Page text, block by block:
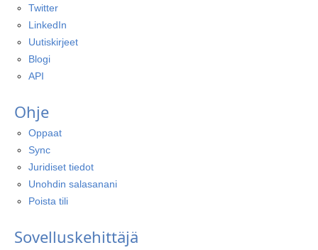
Twitter
LinkedIn
Uutiskirjeet
Blogi
API
Ohje
Oppaat
Sync
Juridiset tiedot
Unohdin salasanani
Poista tili
Sovelluskehittäjä